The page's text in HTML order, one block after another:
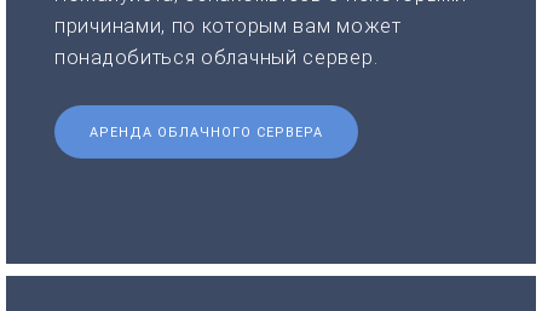
причинами, по которым вам может
понадобиться облачный сервер.
АРЕНДА ОБЛАЧНОГО СЕРВЕРА